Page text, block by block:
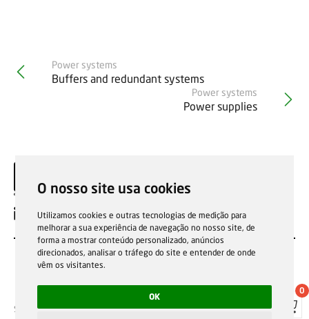
O nosso site usa cookies
Utilizamos cookies e outras tecnologias de medição para
melhorar a sua experiência de navegação no nosso site, de
forma a mostrar conteúdo personalizado, anúncios
direcionados, analisar o tráfego do site e entender de onde
vêm os visitantes.
OK
Power systems
Buffers and redundant systems
Power systems
Power supplies
EN
Sale general conditions
Garantias, reparações e devoluções
0